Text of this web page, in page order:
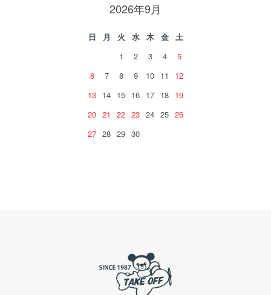
2026年9月
日 月 火 水 木 金
土
1
2 3 4
5
6
7 8 9 10 11
12
13 14 15 16 17 18 19
20 21 22 23 24 25 26
27 28 29 30